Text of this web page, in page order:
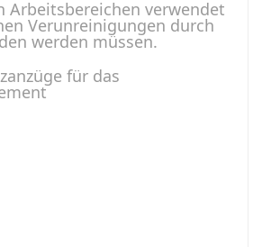
Arbeitsbereichen verwendet
Verunreinigungen durch
werden müssen.